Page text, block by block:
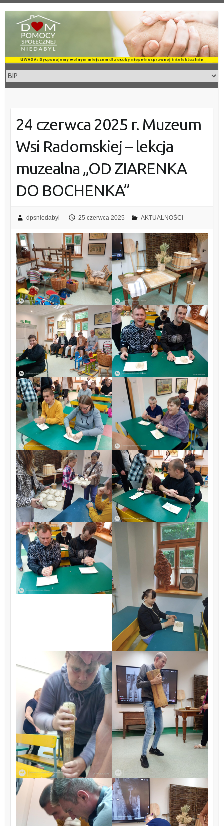
content
24 czerwca 2025 r. Muzeum
Wsi Radomskiej – lekcja
muzealna „OD ZIARENKA
DO BOCHENKA”
dpsniedabyl 25 czerwca 2025 AKTUALNOŚCI